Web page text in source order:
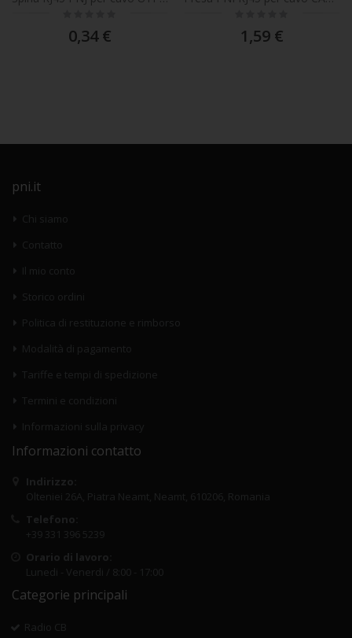
0,34 € 1,59 €
pni.it
Chi siamo
Contatto
Il mio conto
Storico ordini
Politica di restituzione e rimborso
Modalità di pagamento
Tariffe e tempi di spedizione
Termini e condizioni
Informazioni sulla privacy
Informazioni contatto
Indirizzo:
Olteniei 26A, Piatra Neamt, Neamt, 610206, Romania
Telefono:
+39 331 396 5239
Orario di lavoro:
Lunedi - Venerdi / 8:00 - 17:00
Categorie principali
Radio CB